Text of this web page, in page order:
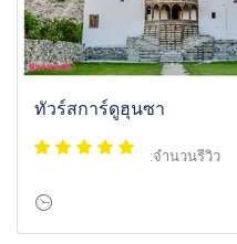
ทัวร์สการ์ดูฮุนซา
:จำนวนรีวิว